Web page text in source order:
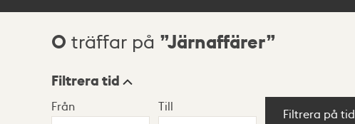
Sökresultat
0 träffar på Järnaffärer
Visningsläge
Filtrera tid
Från Till
Filtrera på tid